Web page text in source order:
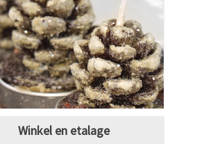
Winkel en etalage